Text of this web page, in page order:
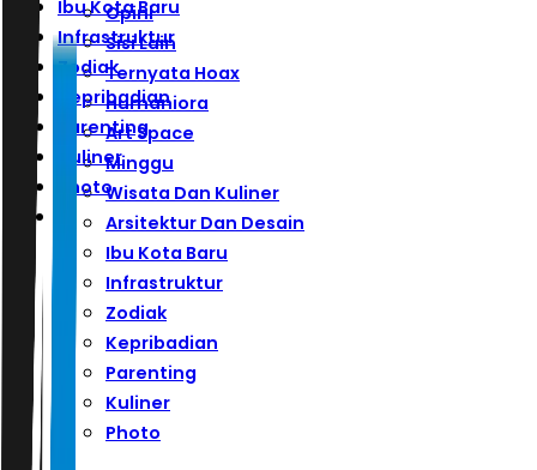
Ibu Kota Baru
Infrastruktur
Zodiak
Kepribadian
Parenting
Kuliner
Photo
Opini
Sisi Lain
Ternyata Hoax
Humaniora
Art Space
Minggu
Wisata Dan Kuliner
Arsitektur Dan Desain
Ibu Kota Baru
Infrastruktur
Zodiak
Kepribadian
Parenting
Kuliner
Photo